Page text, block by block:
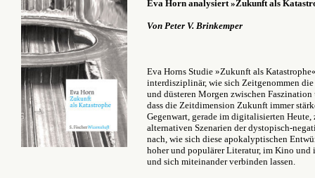
Eva Horn analysiert »Zukunft als
Von Peter V. Brinkemper
Eva Horns Studie »Zukunft als
interdisziplinär, wie sich Zeitgenommen
und düsteren Morgen zwischen
dass die Zeitdimension Zukunft immer
Gegenwart, gerade im digitalisierten
alternativen Szenarien der dystopisch-
nach, wie sich diese apokalyptischen
hoher und populärer Literatur, im Kino und
und sich miteinander verbinden lassen.